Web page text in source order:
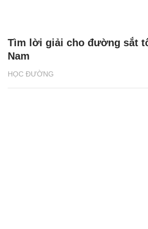
HỌC ĐƯỜNG
Tìm lời giải cho đường sắt
Nam